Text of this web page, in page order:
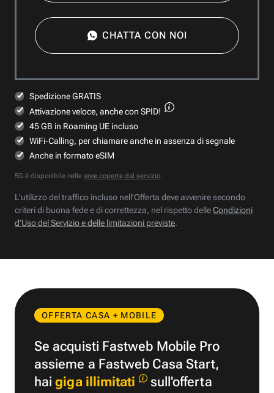
CHATTA CON NOI
Spedizione GRATIS
Attivazione veloce, anche con SPID!
45 GB in Roaming UE incluso
WiFi-Calling, per chiamare anche in assenza di segnale
Anche in formato eSIM
5G è disponibile nelle aree coperte dal servizio.
L’utilizzo del traffico incluso nell’Offerta deve avvenire secondo
criteri di buona fede e di correttezza, nel rispetto delleCondizioni
d’Uso del Servizio e delle limitazioni previste.
OFFERTA CASA + MOBILE
Se acquisti Fastweb Mobile Pro
assieme a Fastweb Casa Start,
haigiga illimitati
sull'offerta